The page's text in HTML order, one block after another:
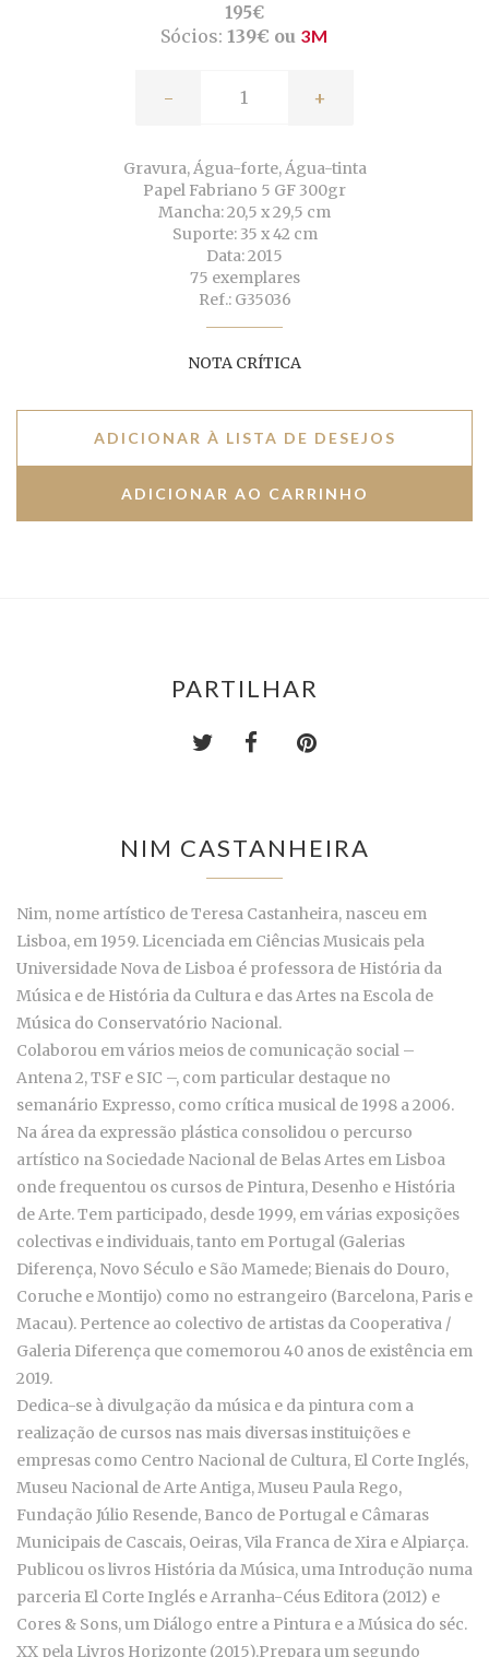
195€
Sócios: 139€ ou 3M
- +
Gravura, Água-forte, Água-tinta
Papel Fabriano 5 GF 300gr
Mancha: 20,5 x 29,5 cm
Suporte: 35 x 42 cm
Data: 2015
75 exemplares
Ref.: G35036
NOTA CRÍTICA
ADICIONAR À LISTA DE DESEJOS
PARTILHAR
NIM CASTANHEIRA
Nim, nome artístico de Teresa Castanheira, nasceu em
Lisboa, em 1959. Licenciada em Ciências Musicais pela
Universidade Nova de Lisboa é professora de História da
Música e de História da Cultura e das Artes na Escola de
Música do Conservatório Nacional.
Colaborou em vários meios de comunicação social –
Antena 2, TSF e SIC –, com particular destaque no
semanário Expresso, como crítica musical de 1998 a 2006.
Na área da expressão plástica consolidou o percurso
artístico na Sociedade Nacional de Belas Artes em Lisboa
onde frequentou os cursos de Pintura, Desenho e História
de Arte. Tem participado, desde 1999, em várias exposições
colectivas e individuais, tanto em Portugal (Galerias
Diferença, Novo Século e São Mamede; Bienais do Douro,
Coruche e Montijo) como no estrangeiro (Barcelona, Paris e
Macau). Pertence ao colectivo de artistas da Cooperativa /
Galeria Diferença que comemorou 40 anos de existência em
2019.
Dedica-se à divulgação da música e da pintura com a
realização de cursos nas mais diversas instituições e
empresas como Centro Nacional de Cultura, El Corte Inglés,
Museu Nacional de Arte Antiga, Museu Paula Rego,
Fundação Júlio Resende, Banco de Portugal e Câmaras
Municipais de Cascais, Oeiras, Vila Franca de Xira e Alpiarça.
Publicou os livros História da Música, uma Introdução numa
parceria El Corte Inglés e Arranha-Céus Editora (2012) e
Cores & Sons, um Diálogo entre a Pintura e a Música do séc.
XX pela Livros Horizonte (2015).Prepara um segundo